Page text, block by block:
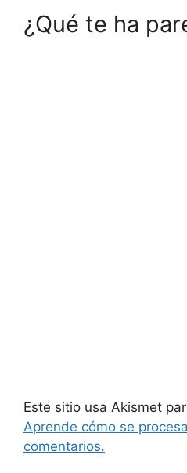
¿Qué te ha
Este sitio usa Akismet
Aprende cómo se
comentarios.